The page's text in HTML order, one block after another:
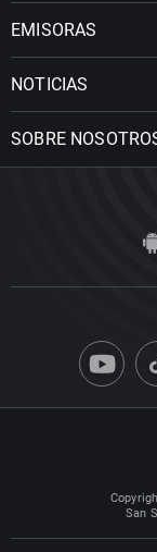
EMISORAS
NOTICIAS
SOBRE
San